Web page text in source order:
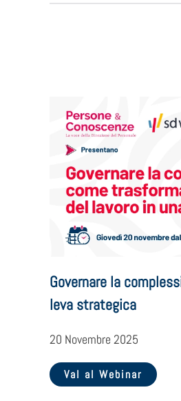
Governare la
leva strategica
20 Novembre 2025
Val al Webinar